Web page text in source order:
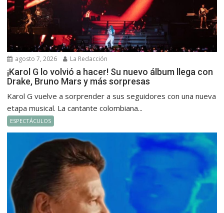
agosto 7, 2026 La Redacción
¡Karol G lo volvió a hacer! Su nuevo álbum llega con
Drake, Bruno Mars y más sorpresas
Karol G vuelve a sorprender a sus seguidores con una nueva
etapa musical. La cantante colombiana...
ESPECTÁCULOS